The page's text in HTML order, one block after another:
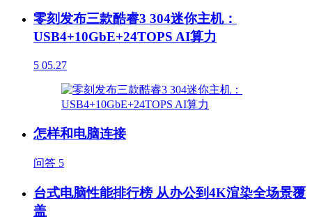
零刻发布三款酷睿3 304迷你主机：
USB4+10GbE+24TOPS AI算力
5 05.27
怎样和电脑连接
问答 5
台式电脑性能排行榜 从办公到4K渲染全场景覆
盖